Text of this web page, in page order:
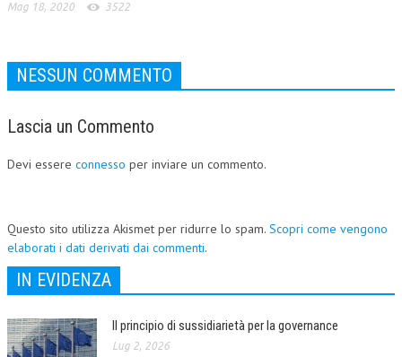
Mag 18, 2020 3522
NESSUN COMMENTO
Lascia un Commento
Devi essere connesso per inviare un commento.
Questo sito utilizza Akismet per ridurre lo spam. Scopri come vengono
elaborati i dati derivati dai commenti.
IN EVIDENZA
Il principio di sussidiarietà per la governance
Lug 2, 2026